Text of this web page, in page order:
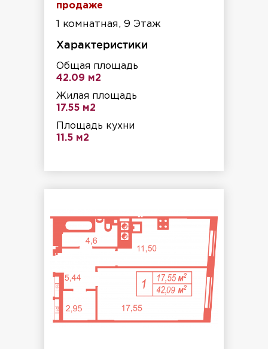
продаже
1 комнатная, 9 Этаж
Характеристики
Общая площадь
42.09 м2
Жилая площадь
17.55 м2
Площадь кухни
11.5 м2